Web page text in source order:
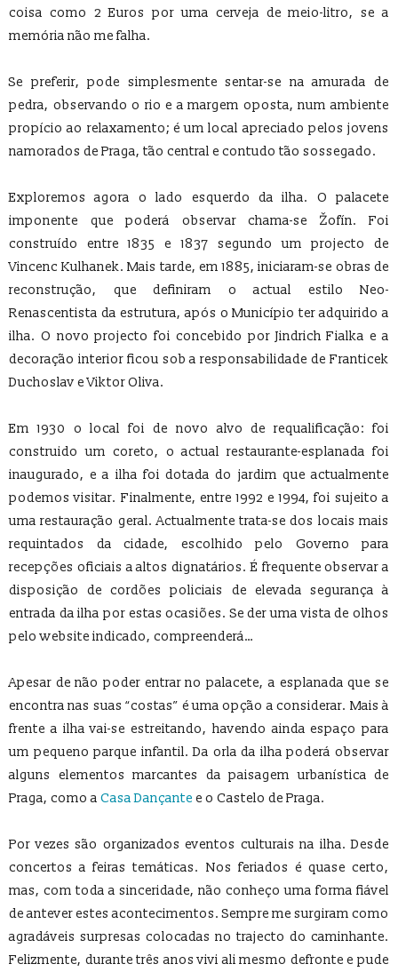
coisa como 2 Euros por uma cerveja de meio-litro, se a
memória não me falha.
Se preferir, pode simplesmente sentar-se na amurada de
pedra, observando o rio e a margem oposta, num ambiente
propício ao relaxamento; é um local apreciado pelos jovens
namorados de Praga, tão central e contudo tão sossegado.
Exploremos agora o lado esquerdo da ilha. O palacete
imponente que poderá observar chama-se Žofín. Foi
construído entre 1835 e 1837 segundo um projecto de
Vincenc Kulhanek. Mais tarde, em 1885, iniciaram-se obras de
reconstrução, que definiram o actual estilo Neo-
Renascentista da estrutura, após o Município ter adquirido a
ilha. O novo projecto foi concebido por Jindrich Fialka e a
decoração interior ficou sob a responsabilidade de Franticek
Duchoslav e Viktor Oliva.
Em 1930 o local foi de novo alvo de requalificação: foi
construido um coreto, o actual restaurante-esplanada foi
inaugurado, e a ilha foi dotada do jardim que actualmente
podemos visitar. Finalmente, entre 1992 e 1994, foi sujeito a
uma restauração geral. Actualmente trata-se dos locais mais
requintados da cidade, escolhido pelo Governo para
recepções oficiais a altos dignatários. É frequente observar a
disposição de cordões policiais de elevada segurança à
entrada da ilha por estas ocasiões. Se der uma vista de olhos
pelo website indicado, compreenderá…
Apesar de não poder entrar no palacete, a esplanada que se
encontra nas suas “costas” é uma opção a considerar. Mais à
frente a ilha vai-se estreitando, havendo ainda espaço para
um pequeno parque infantil. Da orla da ilha poderá observar
alguns elementos marcantes da paisagem urbanística de
Praga, como a Casa Dançante e o Castelo de Praga.
Por vezes são organizados eventos culturais na ilha. Desde
concertos a feiras temáticas. Nos feriados é quase certo,
mas, com toda a sinceridade, não conheço uma forma fiável
de antever estes acontecimentos. Sempre me surgiram como
agradáveis surpresas colocadas no trajecto do caminhante.
Felizmente, durante três anos vivi ali mesmo defronte e pude